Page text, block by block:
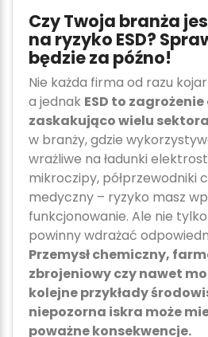
Czy Twoja branża
na ryzyko ESD?
będzie za późno!
Nie każda firma od razu
a jednak ESD to
zaskakująco wielu
w branży, gdzie
wrażliwe na ładunki
mikroczipy, półprzewodniki
medyczny – ryzyko masz
funkcjonowanie. Ale nie
powinny wdrażać
Przemysł chemiczny,
zbrojeniowy czy nawet
kolejne przykłady
niepozorna iskra może
poważne konsekwencje.